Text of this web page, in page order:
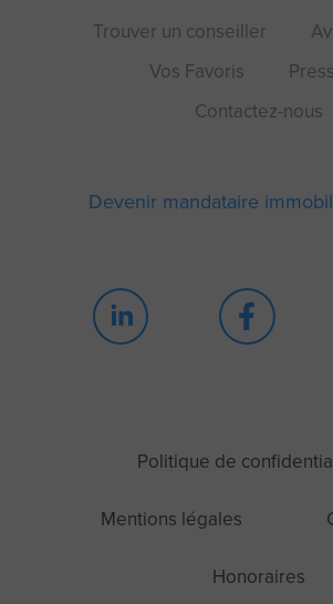
Trouver un conseiller
Vos Favoris
Contactez-nous
Devenir mandataire
Politique de
Mentions légales
Honoraires